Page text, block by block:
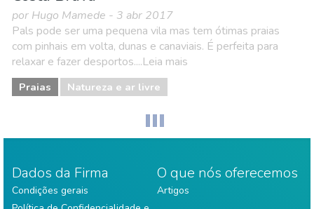
por Hugo Mamede - 3 abr 2017
Pals pode ser uma pequena vila mas tem ótimas praias
com pinhais em volta, dunas e canaviais. É perfeita para
relaxar e fazer desportos....Leia mais
Praias Natureza e ar livre
Dados da Firma
Condições gerais
O que nós oferecemos
Artigos